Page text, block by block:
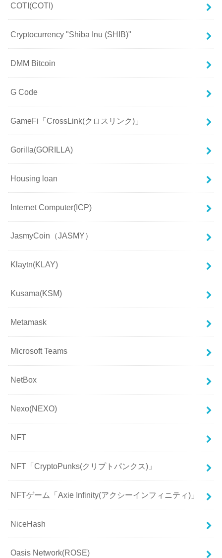
COTI(COTI)
Cryptocurrency "Shiba Inu (SHIB)"
DMM Bitcoin
G Code
GameFi「CrossLink(クロスリンク)」
Gorilla(GORILLA)
Housing loan
Internet Computer(ICP)
JasmyCoin（JASMY）
Klaytn(KLAY)
Kusama(KSM)
Metamask
Microsoft Teams
NetBox
Nexo(NEXO)
NFT
NFT「CryptoPunks(クリプトパンクス)」
NFTゲーム「Axie Infinity(アクシーインフィニティ)」
NiceHash
Oasis Network(ROSE)